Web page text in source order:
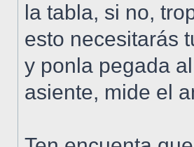
la tabla, si no,
esto necesitarás
y ponla pegada
asiente, mide el